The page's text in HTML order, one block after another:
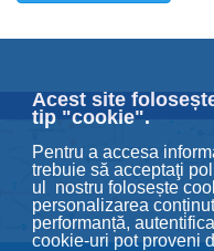
Acest site
tip "cookie".
Pentru a accesa
trebuie să acceptaţi
ul nostru folosește
personalizarea
performanță,
cookie-uri pot proveni